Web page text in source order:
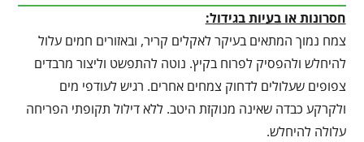
חסרונות או בעיות בגידול:
צמח נמוך המתאים בעיקר לאקלים קריר, ובאזורים חמים עלול
להיחלש ולהפסיק לפרוח בקיץ. נוטה להתפשט וליצור מרבדים
צפופים שעלולים לדחוק צמחים אחרים. רגיש לעודפי מים
ולקרקע כבדה שאינה מנוקזת היטב. ללא דילול תקופתי הפריחה
עלולה להיחלש.